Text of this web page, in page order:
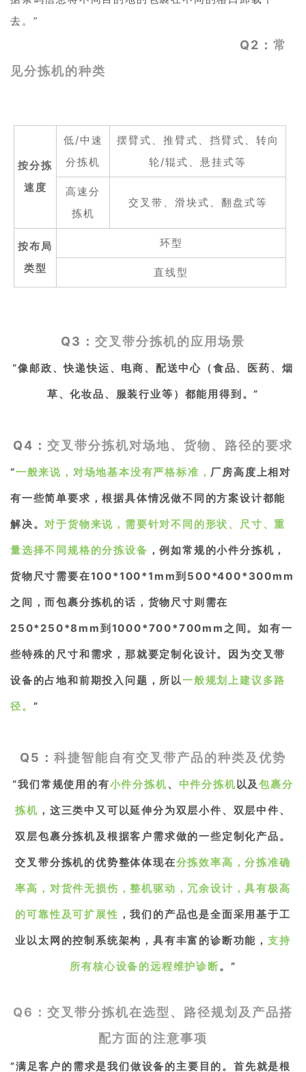
去。”
Q2： 常
见分拣机的种类
按分拣
速度
低/中速
分拣机
摆臂式、推臂式、挡臂式、转向
轮/辊式、悬挂式等
高速分
拣机
交叉带、滑块式、翻盘式等
按布局
类型
环型
直线型
Q3： 交叉带分拣机的应用场景
“像邮政、快递快运、电商、配送中心（食品、医药、烟
草、化妆品、服装行业等） 都能用得到。”
Q4： 交叉带分拣机对场地、货物、路径的要求
“一般来说， 对场地基本没有严格标准， 厂房高度上相对
有一些简单要求，根据具体情况做不同的方案设计都能
解决。对于货物来说，需要针对不同的形状、尺寸、重
量选择不同规格的分拣设备 ，例如常规的小件分拣机，
货物尺寸需要在100*100*1mm到500*400*300mm
之间，而包裹分拣机的话，货物尺寸则需在
250*250*8mm到1000*700*700mm之间。如有一
些特殊的尺寸和需求，那就要定制化设计。因为交叉带
设备的占地和前期投入问题，所以一般规划上建议多路
径。 ”
Q5： 科捷智能自有交叉带产品的种类及优势
“我们常规使用的有小件分拣机、 中件分拣机以及包裹分
拣机 ，这三类中又可以延伸分为双层小件、双层中件、
双层包裹分拣机及根据客户需求做的一些定制化产品。
交叉带分拣机的优势整体体现在分拣效率高，分拣准确
率高，对货件无损伤，整机驱动，冗余设计，具有极高
的可靠性及可扩展性 ，我们的产品也是全面采用基于工
业以太网的控制系统架构，具有丰富的诊断功能， 支持
所有核心设备的远程维护诊断。 ”
Q6：交叉带分拣机在选型、路径规划 及产品搭
配方面的注意事项
”满足客户的需求是我们做设备的主要目的。 首先就是根